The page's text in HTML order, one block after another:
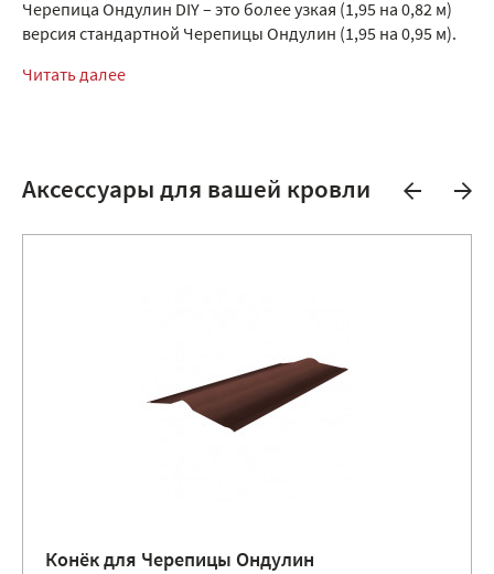
Черепица Ондулин DIY – это более узкая (1,95 на 0,82 м)
версия стандартной Черепицы Ондулин (1,95 на 0,95 м).
Читать далее
Аксессуары для вашей кровли
Конёк для Черепицы Ондулин